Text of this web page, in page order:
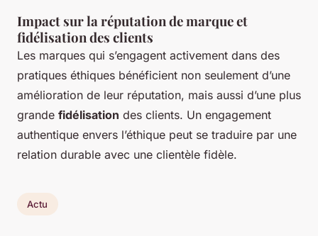
Impact sur la réputation de marque et
fidélisation des clients
Les marques qui s’engagent activement dans des
pratiques éthiques bénéficient non seulement d’une
amélioration de leur réputation, mais aussi d’une plus
grande fidélisation des clients. Un engagement
authentique envers l’éthique peut se traduire par une
relation durable avec une clientèle fidèle.
Actu